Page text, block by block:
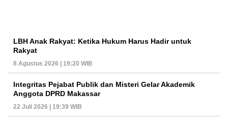
LBH Anak Rakyat: Ketika Hukum Harus Hadir untuk
Rakyat
8 Agustus 2026 | 19:20 WIB
Integritas Pejabat Publik dan Misteri Gelar Akademik
Anggota DPRD Makassar
22 Juli 2026 | 19:39 WIB